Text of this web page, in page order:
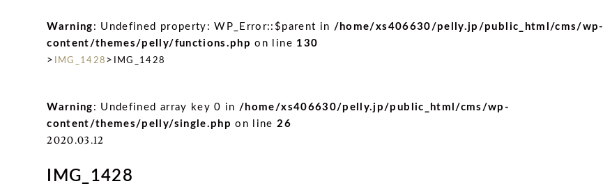
Warning : Undefined property: WP_Error::$parent in /home/xs406630/pelly.jp/public_html/cms/wp-
content/themes/pelly/functions.php on line 130
>
IMG_1428 > IMG_1428
Warning : Undefined array key 0 in /home/xs406630/pelly.jp/public_html/cms/wp-
content/themes/pelly/single.php on line26
2020.03.12
IMG_1428